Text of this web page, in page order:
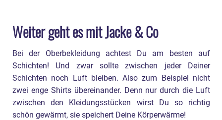
Weiter geht es mit Jacke & Co
Bei der Oberbekleidung achtest Du am besten auf
Schichten! Und zwar sollte zwischen jeder Deiner
Schichten noch Luft bleiben. Also zum Beispiel nicht
zwei enge Shirts übereinander. Denn nur durch die Luft
zwischen den Kleidungsstücken wirst Du so richtig
schön gewärmt, sie speichert Deine Körperwärme!